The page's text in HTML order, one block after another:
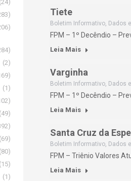
Tiete
Boletim Informativo, Dados
FPM – 1º Decêndio –
Leia Mais
Varginha
Boletim Informativo, Dados
FPM – 1º Decêndio –
Leia Mais
Santa Cruz da
Boletim Informativo, Dados
FPM – Triênio Valores
Leia Mais
(24)
(2)
(1)
(49)
(69)
(80)
(15)
(1)